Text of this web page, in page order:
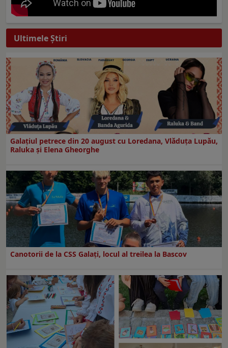
Ultimele Ştiri
Galaţiul petrece din 20 august cu Loredana, Vlăduța Lupău,
Raluka și Elena Gheorghe
Canotorii de la CSS Galați, locul al treilea la Bascov